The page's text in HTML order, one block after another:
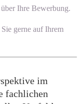
Ihre Bewerbung.
gerne auf Ihrem
im
fachlichen